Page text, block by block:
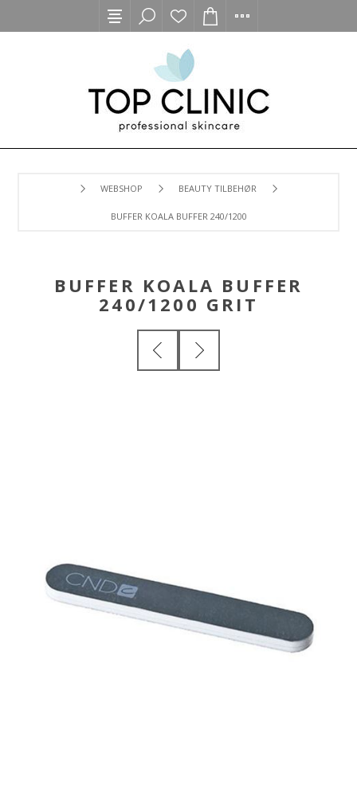
WEBSHOP BEAUTY TILBEHØR
BUFFER KOALA BUFFER 240/1200 GRIT
BUFFER KOALA BUFFER
240/1200 GRIT